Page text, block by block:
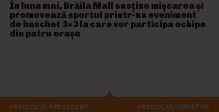
În luna mai, Brăila Mall susține mişcarea și
promovează sportul printr-un eveniment
de baschet 3×3 la care vor participa echipe
din patru orașe
ARTICOLUL PRECEDENT ARTICOLUL URMĂTOR